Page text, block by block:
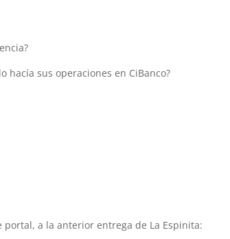
hacía sus operaciones en CiBanco?
a la anterior entrega de La Espinita: